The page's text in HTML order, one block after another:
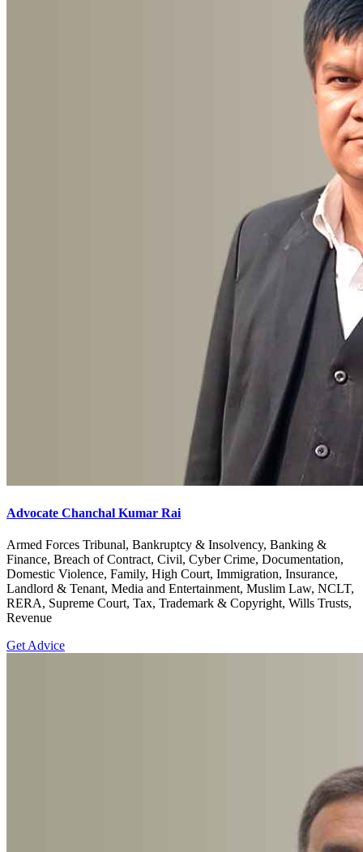
Advocate Chanchal Kumar Rai
Armed Forces Tribunal, Bankruptcy & Insolvency, Banking &
Finance, Breach of Contract, Civil, Cyber Crime, Documentation,
Domestic Violence, Family, High Court, Immigration, Insurance,
Landlord & Tenant, Media and Entertainment, Muslim Law, NCLT,
RERA, Supreme Court, Tax, Trademark & Copyright, Wills Trusts,
Revenue
Get Advice